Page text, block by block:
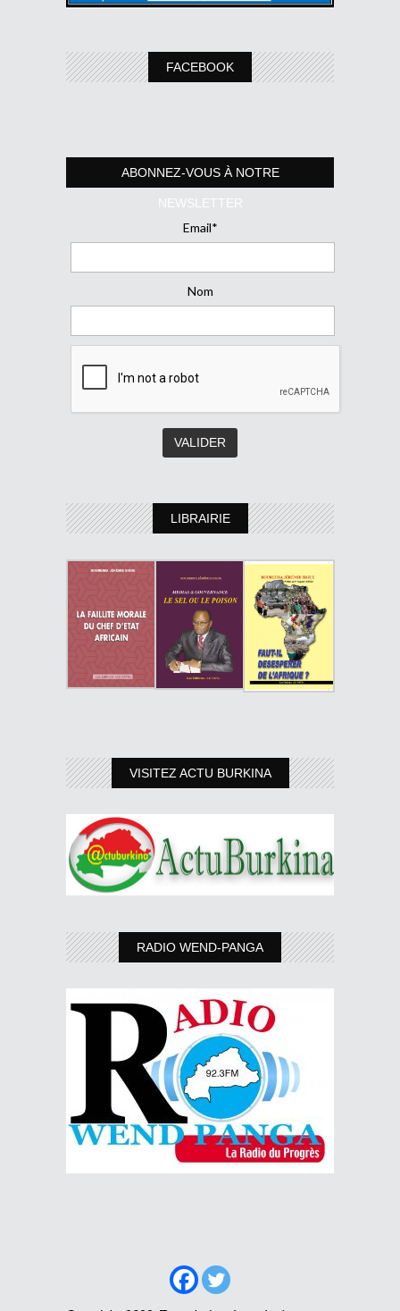
FACEBOOK
ABONNEZ-VOUS À NOTRE
NEWSLETTER
Email*
Nom
LIBRAIRIE
VISITEZ ACTU BURKINA
RADIO WEND-PANGA